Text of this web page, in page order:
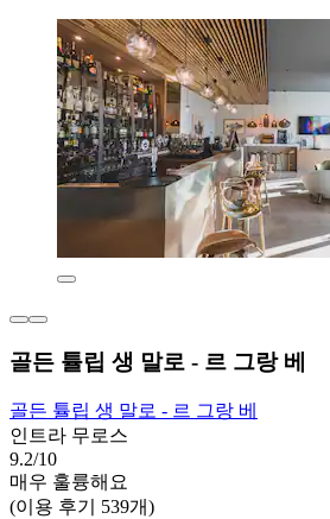
골든 튤립 생 말로 - 르 그랑 베
골든 튤립 생 말로 - 르 그랑 베
인트라 무로스
9.2/10
매우 훌륭해요
(이용 후기 539개)